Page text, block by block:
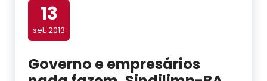
13
set, 2013
Governo e empresários